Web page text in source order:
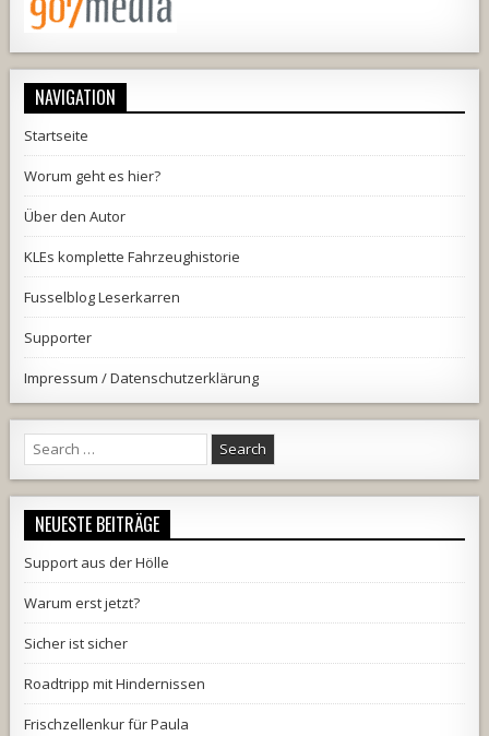
NAVIGATION
Startseite
Worum geht es hier?
Über den Autor
KLEs komplette Fahrzeughistorie
Fusselblog Leserkarren
Supporter
Impressum / Datenschutzerklärung
Search
for:
NEUESTE BEITRÄGE
Support aus der Hölle
Warum erst jetzt?
Sicher ist sicher
Roadtripp mit Hindernissen
Frischzellenkur für Paula